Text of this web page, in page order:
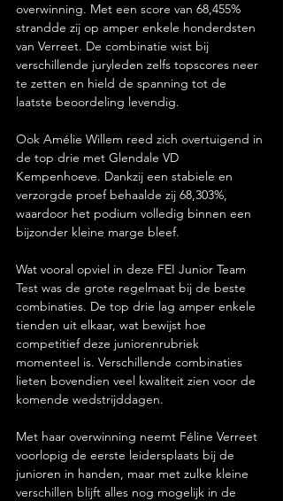
overwinning. Met een score van 68,455%
strandde zij op amper enkele honderdsten
van Verreet. De combinatie wist bij
verschillende juryleden zelfs topscores neer
te zetten en hield de spanning tot de
laatste beoordeling levendig.
Ook Amélie Willem reed zich overtuigend in
de top drie met Glendale VD
Kempenhoeve. Dankzij een stabiele en
verzorgde proef behaalde zij 68,303%,
waardoor het podium volledig binnen een
bijzonder kleine marge bleef.
Wat vooral opviel in deze FEI Junior Team
Test was de grote regelmaat bij de beste
combinaties. De top drie lag amper enkele
tienden uit elkaar, wat bewijst hoe
competitief deze juniorenrubriek
momenteel is. Verschillende combinaties
lieten bovendien veel kwaliteit zien voor de
komende wedstrijddagen.
Met haar overwinning neemt Féline Verreet
voorlopig de eerste leidersplaats bij de
junioren in handen, maar met zulke kleine
verschillen blijft alles nog mogelijk in de